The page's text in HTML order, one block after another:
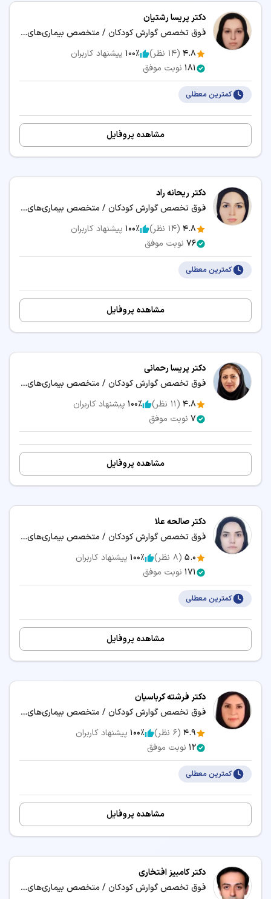
دکتر پریسا رشتیان
فوق تخصص گوارش کودکان / متخصص بیماری‌های کودکان و نوزادان
4.8
(
14 نظر) 100٪ پیشنهاد کاربران
181 نوبت موفق
کمترین معطلی
مشاهده پروفایل
دکتر ریحانه راد
فوق تخصص گوارش کودکان / متخصص بیماری‌های کودکان و نوزادان
4.8
(
14 نظر) 100٪ پیشنهاد کاربران
76 نوبت موفق
کمترین معطلی
مشاهده پروفایل
دکتر پریسا رحمانی
فوق تخصص گوارش کودکان / متخصص بیماری‌های کودکان و نوزادان
4.8
(
11 نظر) 100٪ پیشنهاد کاربران
7 نوبت موفق
مشاهده پروفایل
دکتر صالحه علا
فوق تخصص گوارش کودکان / متخصص بیماری‌های کودکان و نوزادان
5.0
(
8 نظر) 100٪ پیشنهاد کاربران
171 نوبت موفق
کمترین معطلی
مشاهده پروفایل
دکتر فرشته کرباسیان
فوق تخصص گوارش کودکان / متخصص بیماری‌های کودکان و نوزادان
4.9
(
6 نظر) 100٪ پیشنهاد کاربران
12 نوبت موفق
کمترین معطلی
مشاهده پروفایل
دکتر کامبیز افتخاری
فوق تخصص گوارش کودکان / متخصص بیماری‌های کودکان و نوزادان